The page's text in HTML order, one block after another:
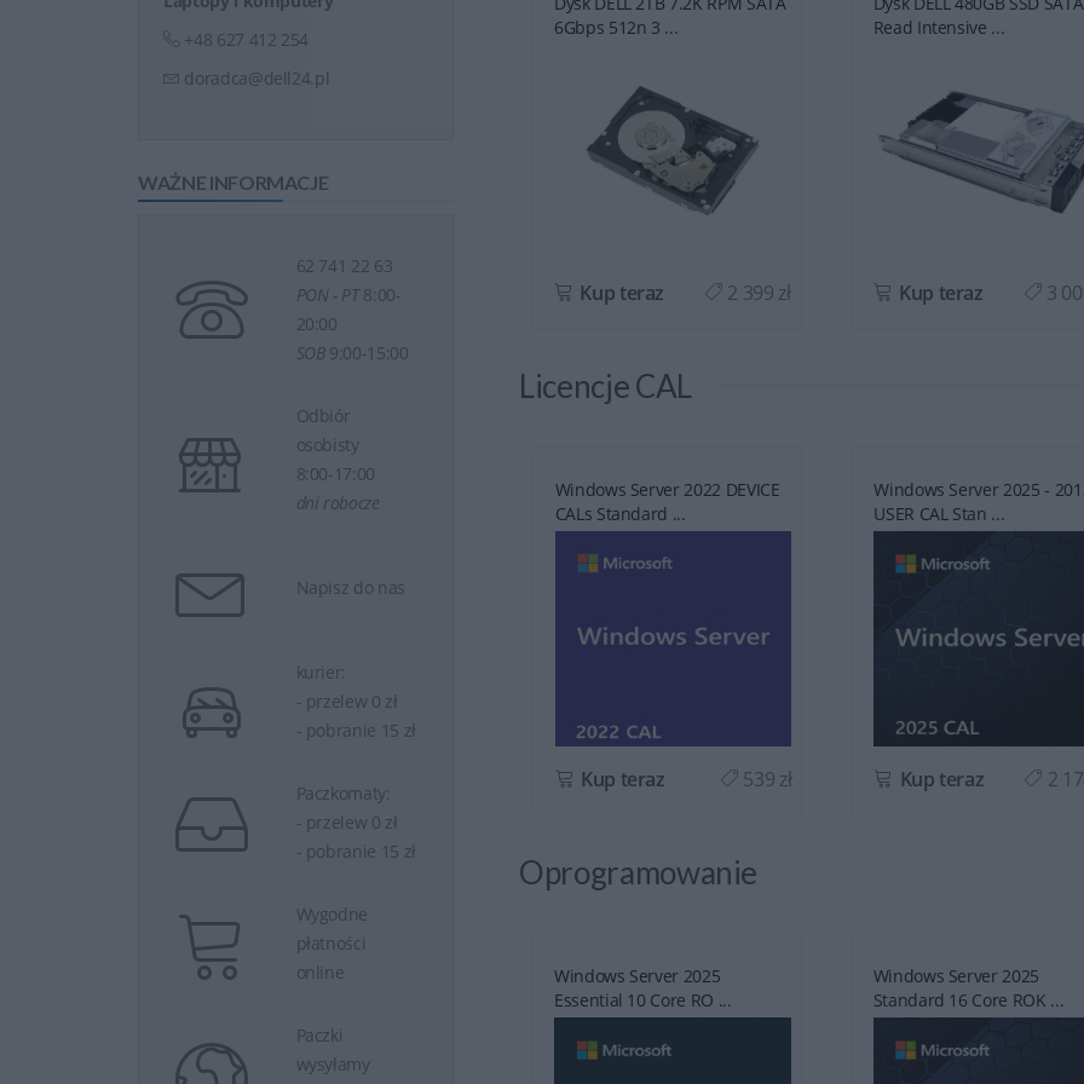
+48 627 412 254
doradca@dell24.pl
WAŻNE INFORMACJE
62 741 22 63
PON - PT8:00-
20:00
SOB9:00-15:00
Odbiór
osobisty
8:00-17:00
dni robocze
Napisz do nas
kurier:
- przelew 0 zł
- pobranie 15 zł
Paczkomaty:
- przelew 0 zł
- pobranie 15 zł
Wygodne
płatności
online
Paczki
wysyłamy
Kup teraz
6Gbps 512n 3 ...
Kup teraz 2 399 zł
Read Intensive ...
Kup teraz 3
Licencje CAL
Windows Server CAL 2025 DSP
5-Pack User ...
Windows Server 2022 DEVICE
CALs Standard ...
Kup teraz 539 zł
Windows Server 2025 -
USER CAL Stan ...
Kup teraz 2
Oprogramowanie
Windows Server Standard
Windows Server 2025
Essential 10 Core RO ...
Windows Server 2025
Standard 16 Core ROK ...